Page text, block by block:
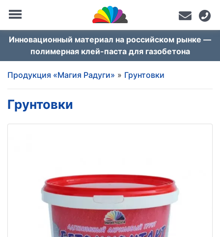
Инновационный материал на российском рынке —
полимерная клей-паста для газобетона
Продукция «Магия Радуги» » Грунтовки
Грунтовки